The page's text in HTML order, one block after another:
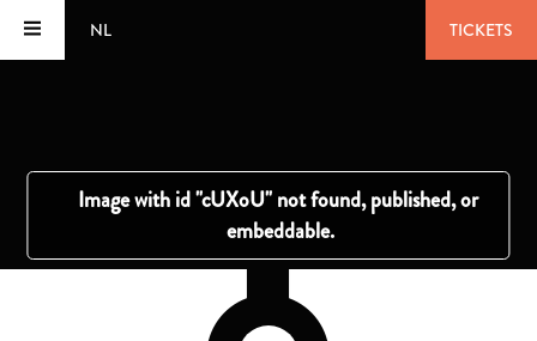
NL TICKETS